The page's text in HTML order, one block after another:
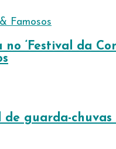
Famosos
‘Festival da
de guarda-